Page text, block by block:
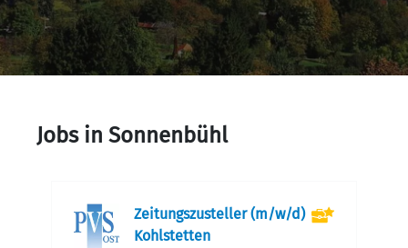
Jobs in Sonnenbühl
Zeitungszusteller (m/w/d)
Kohlstetten